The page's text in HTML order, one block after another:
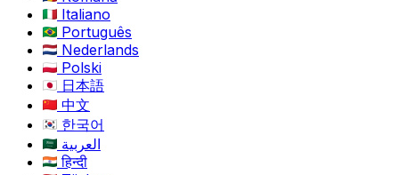
Italiano
Português
Nederlands
Polski
日本語
中文
한국어
العربية
हिन्दी